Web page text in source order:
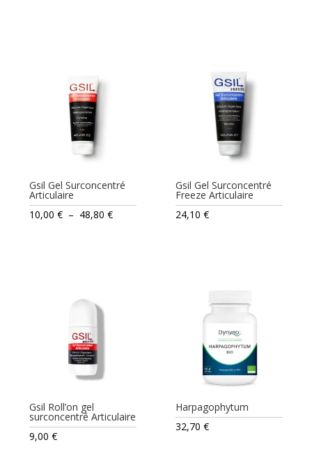
Gsil Gel Surconcentré
Articulaire
10,00€ – 48,80€Plage
Gsil Gel Surconcentré
Freeze Articulaire
24,10€
Gsil Roll’on gel
surconcentré Articulaire
9,00€
Harpagophytum
32,70€